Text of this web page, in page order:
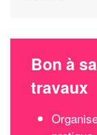
Bon à
travaux